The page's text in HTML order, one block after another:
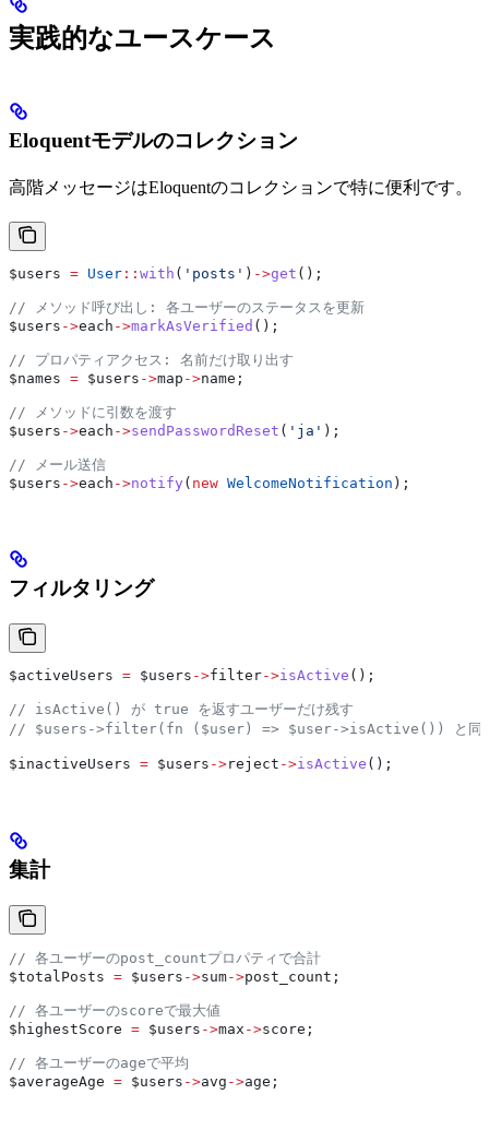
実践的なユースケース
Eloquentモデルのコレクション
高階メッセージはEloquentのコレクションで特に便利です。
$users = User :: with ( 'posts' ) ->get ();
// メソッド呼び出し: 各ユーザーのステータスを更新
$users ->each ->markAsVerified ();
// プロパティアクセス: 名前だけ取り出す
$names = $users ->map ->name ;
// メソッドに引数を渡す
$users ->each ->sendPasswordReset ( 'ja' );
// メール送信
$users ->each ->notify ( new WelcomeNotification );
フィルタリング
$activeUsers = $users ->filter->isActive ();
// isActive() が true を返すユーザーだけ残す
// $users->filter(fn ($user) => $user->isActive()) と同
$inactiveUsers = $users ->reject ->isActive ();
集計
// 各ユーザーのpost_countプロパティで合計
$totalPosts = $users ->sum->post_count ;
// 各ユーザーのscoreで最大値
$highestScore = $users ->max ->score ;
// 各ユーザーのageで平均
$averageAge = $users ->avg ->age ;